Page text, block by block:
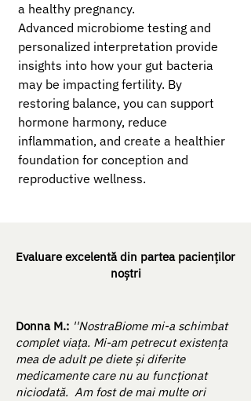
a healthy pregnancy.
Advanced microbiome testing and
personalized interpretation provide
insights into how your gut bacteria
may be impacting fertility. By
restoring balance, you can support
hormone harmony, reduce
inflammation, and create a healthier
foundation for conception and
reproductive wellness.
Evaluare excelentă din partea pacienților
noștri
Donna M.: ''NostraBiome mi-a schimbat
complet viața. Mi-am petrecut existența
mea de adult pe diete și diferite
medicamente care nu au funcționat
niciodată. Am fost de mai multe ori